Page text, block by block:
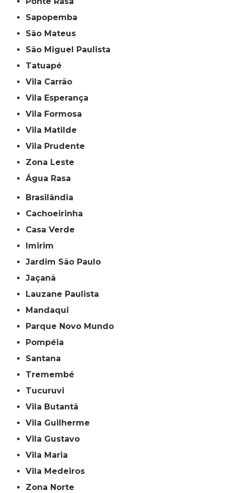
Sapopemba
São Mateus
São Miguel Paulista
Tatuapé
Vila Carrão
Vila Esperança
Vila Formosa
Vila Matilde
Vila Prudente
Zona Leste
Água Rasa
Brasilândia
Cachoeirinha
Casa Verde
Imirim
Jardim São Paulo
Jaçanã
Lauzane Paulista
Mandaqui
Parque Novo Mundo
Pompéia
Santana
Tremembé
Tucuruvi
Vila Butantã
Vila Guilherme
Vila Gustavo
Vila Maria
Vila Medeiros
Zona Norte